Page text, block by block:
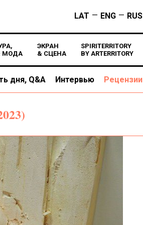
LAT — ENG — RUS
МОДА
ЭКРАН
& СЦЕНА
SPIRITERRITORY
BY ARTERRITORY
дня, Q&A Интервью Рецензии